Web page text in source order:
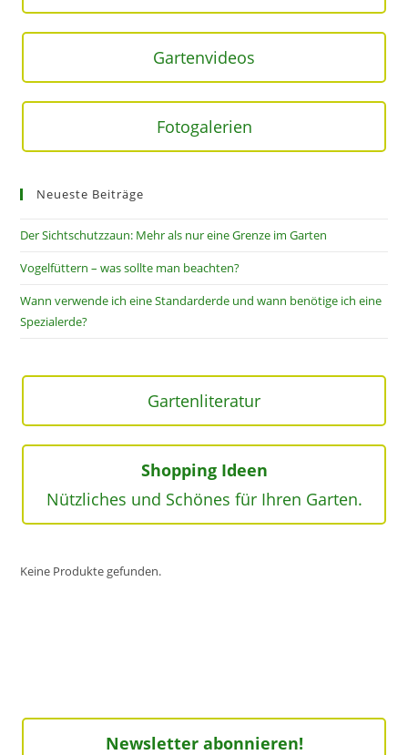
Gartenvideos
Fotogalerien
Neueste Beiträge
Der Sichtschutzzaun: Mehr als nur eine Grenze im Garten
Vogelfüttern – was sollte man beachten?
Wann verwende ich eine Standarderde und wann benötige ich eine
Spezialerde?
Gartenliteratur
Shopping Ideen
Nützliches und Schönes für Ihren Garten.
Keine Produkte gefunden.
Newsletter abonnieren!